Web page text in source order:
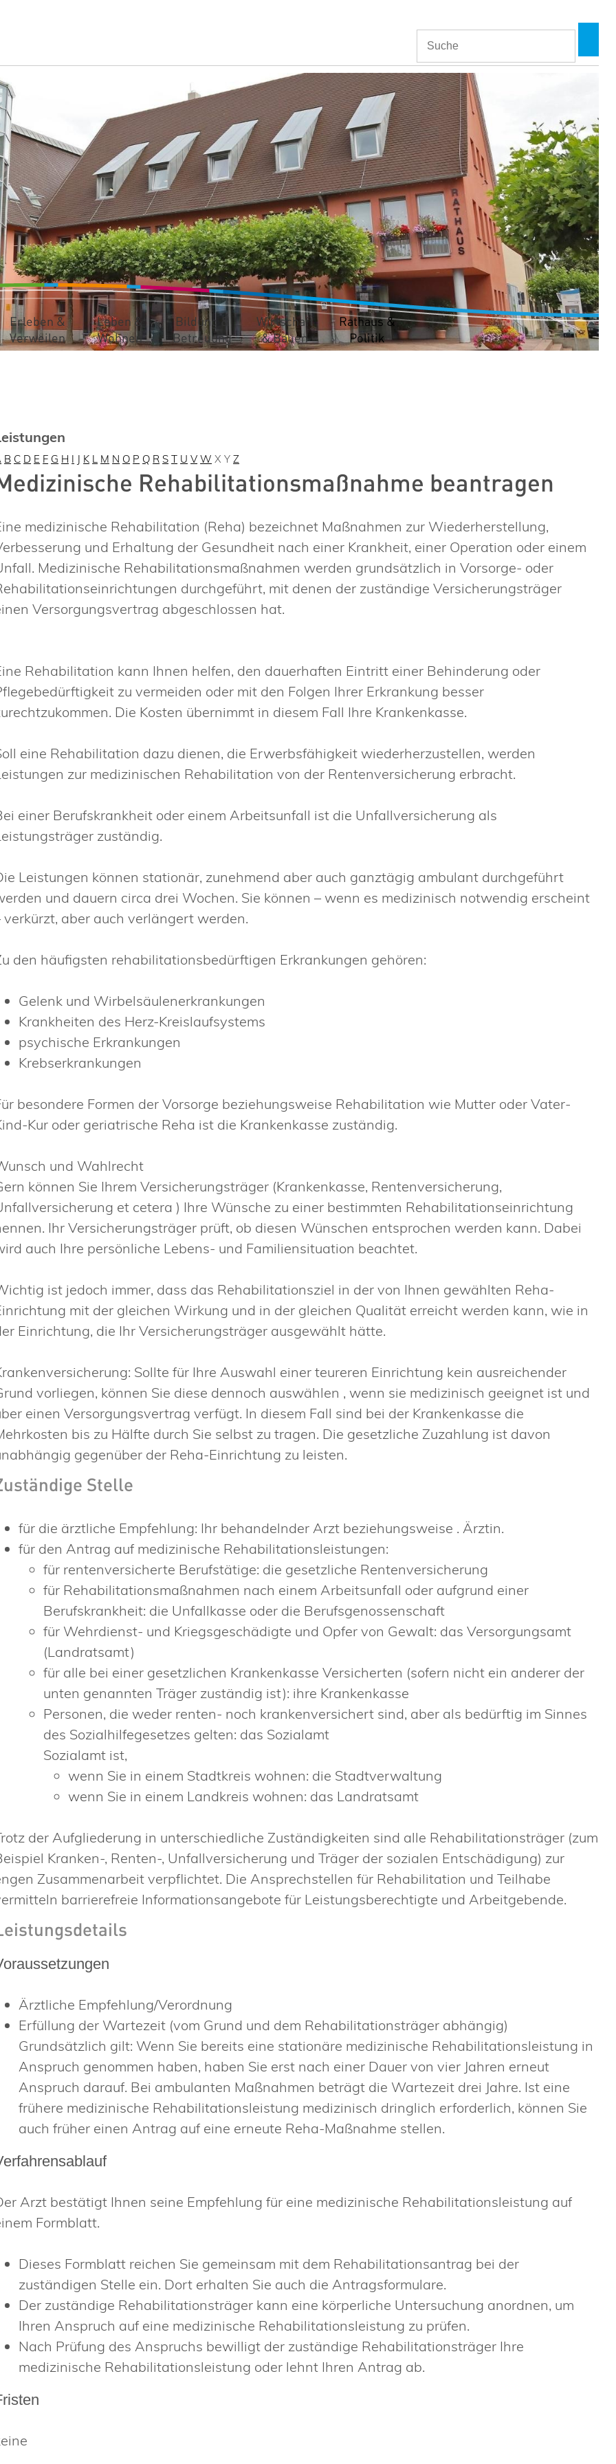
Erleben &
Verweilen
Leben &
Wohnen
Bildung &
Betreuung
Wirtschaft
& Bauen
Rathaus &
Politik
B C D E F G H I J K L M N O P Q R S T U V W X Y Z
Rehabilitationsmaßnahme beantragen
medizinische Rehabilitation (Reha) bezeichnet Maßnahmen zur Wiederherstellung,
und Erhaltung der Gesundheit nach einer Krankheit, einer Operation oder einem
Medizinische Rehabilitationsmaßnahmen werden grundsätzlich in Vorsorge- oder
durchgeführt, mit denen der zuständige Versicherungsträger
Versorgungsvertrag abgeschlossen hat.
Rehabilitation kann Ihnen helfen, den dauerhaften Eintritt einer Behinderung oder
zu vermeiden oder mit den Folgen Ihrer Erkrankung besser
Die Kosten übernimmt in diesem Fall Ihre Krankenkasse.
eine Rehabilitation dazu dienen, die Erwerbsfähigkeit wiederherzustellen, werden
zur medizinischen Rehabilitation von der Rentenversicherung erbracht.
einer Berufskrankheit oder einem Arbeitsunfall ist die Unfallversicherung als
zuständig.
Leistungen können stationär, zunehmend aber auch ganztägig ambulant durchgeführt
und dauern circa drei Wochen. Sie können – wenn es medizinisch notwendig erscheint
verkürzt, aber auch verlängert werden.
den häufigsten rehabilitationsbedürftigen Erkrankungen gehören:
Gelenk­ und Wirbelsäulenerkrankungen
Krankheiten des Herz-­Kreislaufsystems
psychische Erkrankungen
Krebserkrankungen
besondere Formen der Vorsorge beziehungsweise Rehabilitation wie Mutter oder Vater-
Kur oder geriatrische Reha ist die Krankenkasse zuständig.
und Wahlrecht
können Sie Ihrem Versicherungsträger (Krankenkasse, Rentenversicherung,
et cetera ) Ihre Wünsche zu einer bestimmten Rehabilitationseinrichtung
Ihr Versicherungsträger prüft, ob diesen Wünschen entsprochen werden kann. Dabei
auch Ihre persönliche Lebens- und Familiensituation beachtet.
ist jedoch immer, dass das Rehabilitationsziel in der von Ihnen gewählten Reha-
mit der gleichen Wirkung und in der gleichen Qualität erreicht werden kann, wie in
Einrichtung, die Ihr Versicherungsträger ausgewählt hätte.
Sollte für Ihre Auswahl einer teureren Einrichtung kein ausreichender
vorliegen, können Sie diese dennoch auswählen , wenn sie medizinisch geeignet ist und
einen Versorgungsvertrag verfügt. In diesem Fall sind bei der Krankenkasse die
bis zu Hälfte durch Sie selbst zu tragen. Die gesetzliche Zuzahlung ist davon
gegenüber der Reha-Einrichtung zu leisten.
Stelle
für die ärztliche Empfehlung: Ihr behandelnder Arzt beziehungsweise . Ärztin.
für den Antrag auf medizinische Rehabilitationsleistungen:
für rentenversicherte Berufstätige: die gesetzliche Rentenversicherung
für Rehabilitationsmaßnahmen nach einem Arbeitsunfall oder aufgrund einer
Berufskrankheit: die Unfallkasse oder die Berufsgenossenschaft
für Wehrdienst- und Kriegsgeschädigte und Opfer von Gewalt: das Versorgungsamt
(Landratsamt)
für alle bei einer gesetzlichen Krankenkasse Versicherten (sofern nicht ein anderer der
unten genannten Träger zuständig ist): ihre Krankenkasse
Personen, die weder renten- noch krankenversichert sind, aber als bedürftig im Sinnes
des Sozialhilfegesetzes gelten: das Sozialamt
Sozialamt ist,
wenn Sie in einem Stadtkreis wohnen: die Stadtverwaltung
wenn Sie in einem Landkreis wohnen: das Landratsamt
der Aufgliederung in unterschiedliche Zuständigkeiten sind alle Rehabilitationsträger (zum
Kranken-, Renten-, Unfallversicherung und Träger der sozialen Entschädigung) zur
Zusammenarbeit verpflichtet. Die Ansprechstellen für Rehabilitation und Teilhabe
barrierefreie Informationsangebote für Leistungsberechtigte und Arbeitgebende.
Ärztliche Empfehlung/Verordnung
Erfüllung der Wartezeit (vom Grund und dem Rehabilitationsträger abhängig)
Grundsätzlich gilt: Wenn Sie bereits eine stationäre medizinische Rehabilitationsleistung in
Anspruch genommen haben, haben Sie erst nach einer Dauer von vier Jahren erneut
Anspruch darauf. Bei ambulanten Maßnahmen beträgt die Wartezeit drei Jahre. Ist eine
frühere medizinische Rehabilitationsleistung medizinisch dringlich erforderlich, können Sie
auch früher einen Antrag auf eine erneute Reha-Maßnahme stellen.
Arzt bestätigt Ihnen seine Empfehlung für eine medizinische Rehabilitationsleistung auf
Formblatt.
Dieses Formblatt reichen Sie gemeinsam mit dem Rehabilitationsantrag bei der
zuständigen Stelle ein. Dort erhalten Sie auch die Antragsformulare.
Der zuständige Rehabilitationsträger kann eine körperliche Untersuchung anordnen, um
Ihren Anspruch auf eine medizinische Rehabilitationsleistung zu prüfen.
Nach Prüfung des Anspruchs bewilligt der zuständige Rehabilitationsträger Ihre
medizinische Rehabilitationsleistung oder lehnt Ihren Antrag ab.